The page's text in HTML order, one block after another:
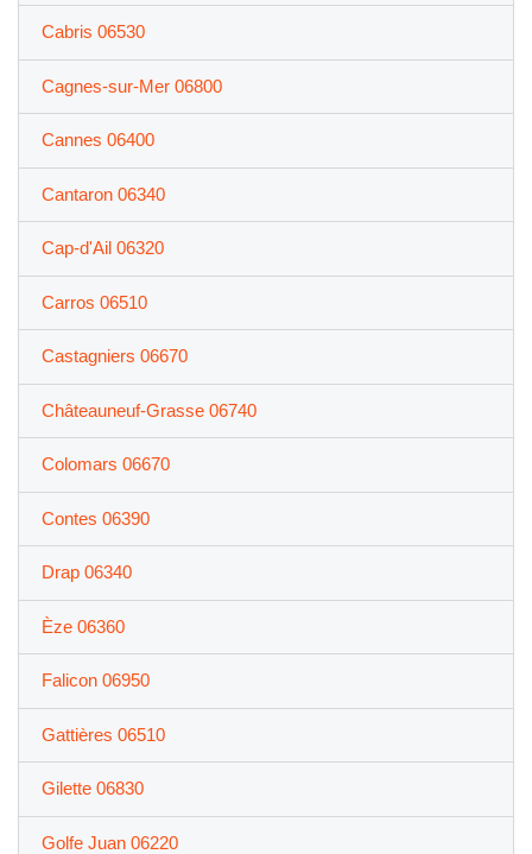
Cabris 06530
Cagnes-sur-Mer 06800
Cannes 06400
Cantaron 06340
Cap-d'Ail 06320
Carros 06510
Castagniers 06670
Châteauneuf-Grasse 06740
Colomars 06670
Contes 06390
Drap 06340
Èze 06360
Falicon 06950
Gattières 06510
Gilette 06830
Golfe Juan 06220